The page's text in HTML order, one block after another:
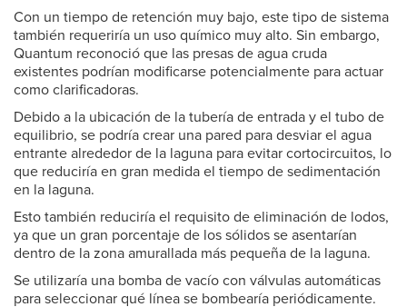
Con un tiempo de retención muy bajo, este tipo de sistema
también requeriría un uso químico muy alto. Sin embargo,
Quantum reconoció que las presas de agua cruda
existentes podrían modificarse potencialmente para actuar
como clarificadoras.
Debido a la ubicación de la tubería de entrada y el tubo de
equilibrio, se podría crear una pared para desviar el agua
entrante alrededor de la laguna para evitar cortocircuitos, lo
que reduciría en gran medida el tiempo de sedimentación
en la laguna.
Esto también reduciría el requisito de eliminación de lodos,
ya que un gran porcentaje de los sólidos se asentarían
dentro de la zona amurallada más pequeña de la laguna.
Se utilizaría una bomba de vacío con válvulas automáticas
para seleccionar qué línea se bombearía periódicamente.